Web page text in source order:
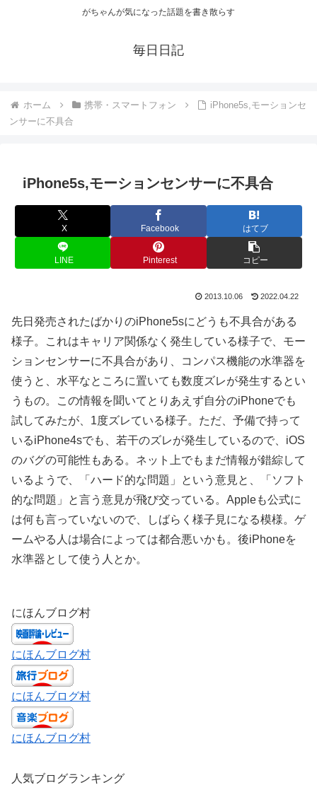
がちゃんが気になった話題を書き散らす
毎日日記
ホーム 携帯・スマートフォン
iPhone5s,モーションセ
ンサーに不具合
iPhone5s,モーションセンサーに不具合
X Facebook はてブ
LINE Pinterest コピー
2013.10.06 2022.04.22
先日発売されたばかりのiPhone5sにどうも不具合がある
様子。これはキャリア関係なく発生している様子で、モー
ションセンサーに不具合があり、コンパス機能の水準器を
使うと、水平なところに置いても数度ズレが発生するとい
うもの。この情報を聞いてとりあえず自分のiPhoneでも
試してみたが、1度ズレている様子。ただ、予備で持って
いるiPhone4sでも、若干のズレが発生しているので、iOS
のバグの可能性もある。ネット上でもまだ情報が錯綜して
いるようで、「ハード的な問題」という意見と、「ソフト
的な問題」と言う意見が飛び交っている。Appleも公式に
は何も言っていないので、しばらく様子見になる模様。ゲ
ームやる人は場合によっては都合悪いかも。後iPhoneを
水準器として使う人とか。
にほんブログ村
にほんブログ村
にほんブログ村
にほんブログ村
人気ブログランキング